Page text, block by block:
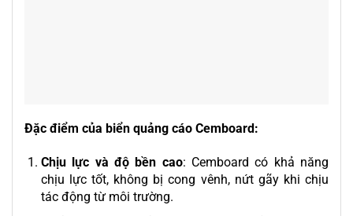
Đặc điểm của biển quảng cáo Cemboard:
Chịu lực và độ bền cao: Cemboard có khả năng
chịu lực tốt, không bị cong vênh, nứt gãy khi chịu
tác động từ môi trường.